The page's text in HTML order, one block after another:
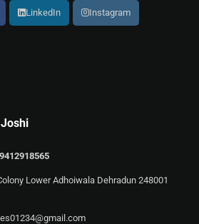
LinkedIn Instagram
Lower Adhoiwala Dehradun 248001